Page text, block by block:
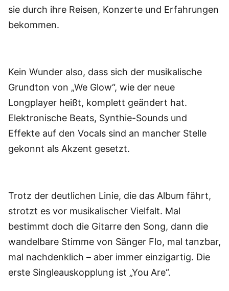
sie durch ihre Reisen, Konzerte und Erfahrungen
bekommen.
Kein Wunder also, dass sich der musikalische
Grundton von „We Glow“, wie der neue
Longplayer heißt, komplett geändert hat.
Elektronische Beats, Synthie-Sounds und
Effekte auf den Vocals sind an mancher Stelle
gekonnt als Akzent gesetzt.
Trotz der deutlichen Linie, die das Album fährt,
strotzt es vor musikalischer Vielfalt. Mal
bestimmt doch die Gitarre den Song, dann die
wandelbare Stimme von Sänger Flo, mal tanzbar,
mal nachdenklich – aber immer einzigartig. Die
erste Singleauskopplung ist „You Are“.